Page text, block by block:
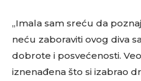
„Imala sam sreću da
neću zaboraviti ovog diva
dobrote i posvećenosti.
iznenađena što si izabrao